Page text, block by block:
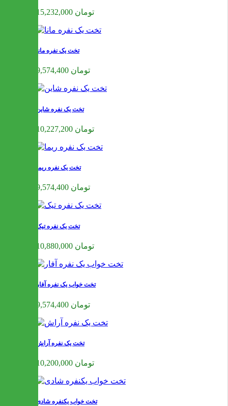
15,232,000 تومان
تخت یک نفره مانا
9,574,400 تومان
تخت یک نفره شاین
10,227,200 تومان
تخت یک نفره ریما
9,574,400 تومان
تخت یک نفره تیک
10,880,000 تومان
تخت خواب یک نفره آفار
9,574,400 تومان
تخت یک نفره آراش
10,200,000 تومان
تخت خواب یکنفره شادی